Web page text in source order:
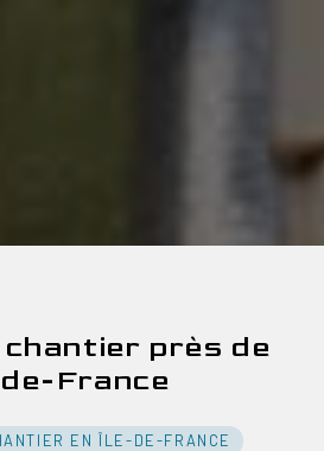
chantier près de
France
EN ÎLE-DE-FRANCE